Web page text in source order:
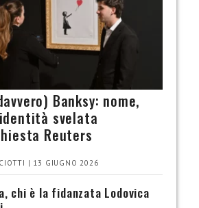
Banksy: nome,
svelata
Reuters
| 13 GIUGNO 2026
chi è la fidanzata Lodovica